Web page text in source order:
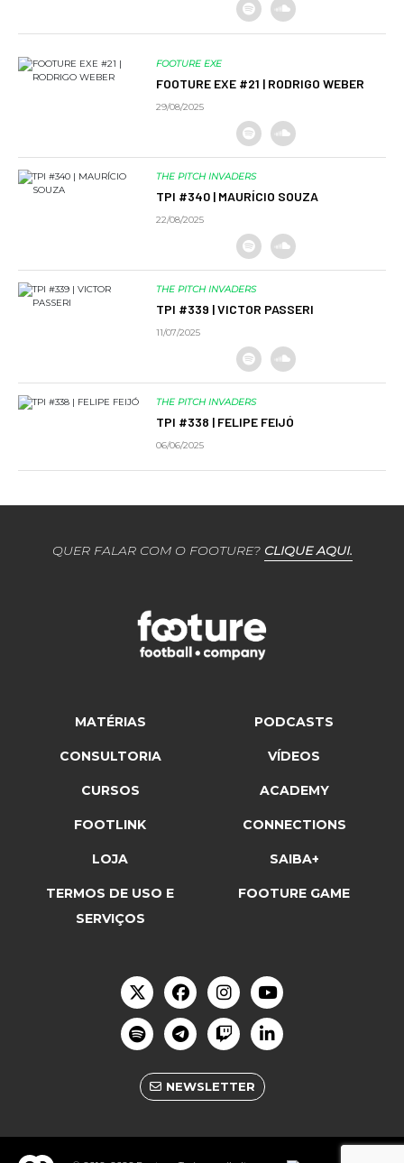
FOOTURE EXE
FOOTURE EXE #21 | RODRIGO WEBER
29/08/2025
THE PITCH INVADERS
TPI #340 | MAURÍCIO SOUZA
22/08/2025
THE PITCH INVADERS
TPI #339 | VICTOR PASSERI
11/07/2025
THE PITCH INVADERS
TPI #338 | FELIPE FEIJÓ
06/06/2025
QUER FALAR COM O FOOTURE? CLIQUE AQUI.
MATÉRIAS PODCASTS
CONSULTORIA VÍDEOS
CURSOS ACADEMY
FOOTLINK CONNECTIONS
LOJA SAIBA+
TERMOS DE USO E
SERVIÇOS
FOOTURE GAME
NEWSLETTER